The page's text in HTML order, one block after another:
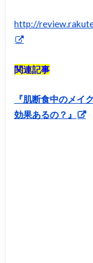
http://
関連記事
『肌断食中のメイ
効果あるの？』